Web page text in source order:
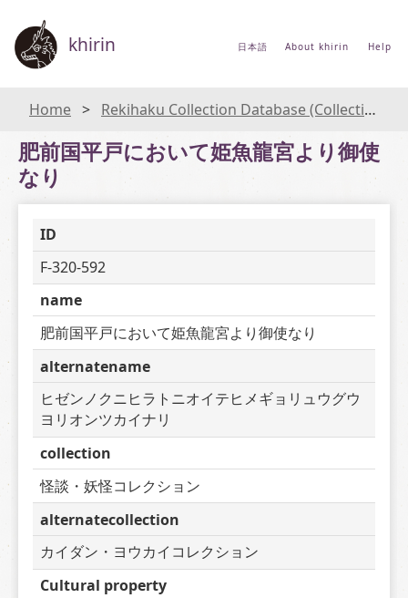
khirin 日本語 About khirin Help
Home Rekihaku Collection Database (Collections Database of the National Museum of Japanese History)
肥前国平戸において姫魚龍宮より御使
なり
ID
F-320-592
name
肥前国平戸において姫魚龍宮より御使なり
alternatename
ヒゼンノクニヒラトニオイテヒメギョリュウグウ
ヨリオンツカイナリ
collection
怪談・妖怪コレクション
alternatecollection
カイダン・ヨウカイコレクション
Cultural property